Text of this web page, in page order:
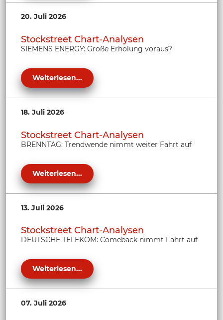
20. Juli 2026
Stockstreet Chart-Analysen
SIEMENS ENERGY: Große Erholung voraus?
Weiterlesen...
18. Juli 2026
Stockstreet Chart-Analysen
BRENNTAG: Trendwende nimmt weiter Fahrt auf
Weiterlesen...
13. Juli 2026
Stockstreet Chart-Analysen
DEUTSCHE TELEKOM: Comeback nimmt Fahrt auf
Weiterlesen...
07. Juli 2026